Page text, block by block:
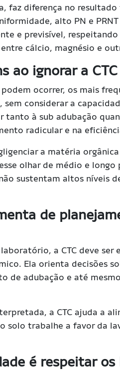
faz diferença no
alto PN e
e previsível,
cálcio, magnésio e
ao ignorar a
ocorrer, os mais
sem considerar a
tanto à sub adubação
radicular e na
a matéria
olhar de médio e
sustentam altos níveis
de
a CTC deve
Ela orienta decisões
de adubação e até
a CTC ajuda a
solo trabalhe a favor da
é respeitar os